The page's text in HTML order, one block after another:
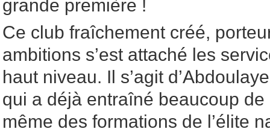
grande première !
Ce club fraîchement créé,
ambitions s’est attaché les
haut niveau. Il s’agit
qui a déjà entraîné beaucoup
même des formations de l’élite